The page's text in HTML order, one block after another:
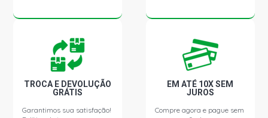
L1621 STD CAMINHAO 6.0 12V OM366LA DIESEL (1987 -
LK1513 STD CAMINHAO 5.7 12V OM352 DIESEL (1970 -
1990)
TROCA E DEVOLUÇÃO
GRÁTIS
Garantimos sua satisfação!
EM ATÉ 10X SEM
JUROS
Compre agora e pague sem